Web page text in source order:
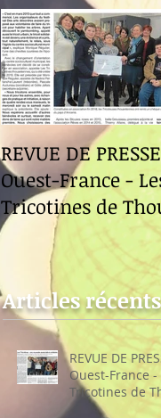
REVUE DE
Ouest-France -
Tricotines de
sur-Loire
Articles récents
REVUE DE
Ouest-France -
Tricotines de
sur-Loire